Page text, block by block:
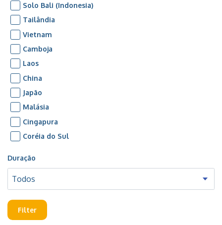
Solo Bali (Indonesia)
Tailândia
Vietnam
Camboja
Laos
China
Japão
Malásia
Cingapura
Coréia do Sul
Duração